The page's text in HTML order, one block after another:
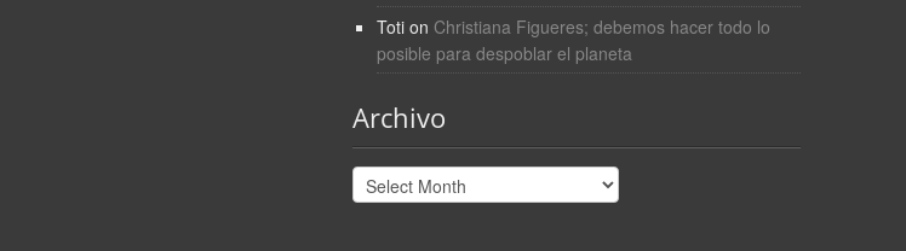
Toti on Christiana Figueres; debemos hacer todo lo
posible para despoblar el planeta
Archivo
Archivo